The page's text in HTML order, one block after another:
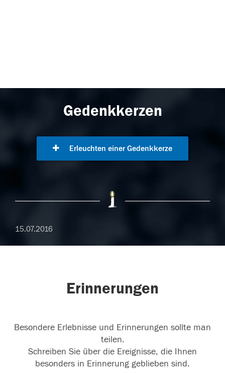
Gedenkkerzen
Erleuchten einer Gedenkkerze
15.07.2016
Erinnerungen
Besondere Erlebnisse und Erinnerungen sollte man
teilen.
Schreiben Sie über die Ereignisse, die Ihnen
besonders in Erinnerung geblieben sind.